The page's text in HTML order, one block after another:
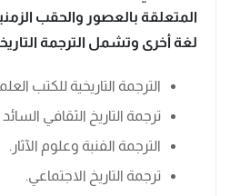
المتعلقة بالعصور والحقب
لغة أخرى وتشمل الترجمة
الترجمة التاريخية للكتب
ترجمة التاريخ الثقافي
الترجمة الفنبة وعلوم الآثار.
ترجمة التاريخ الاجتماعي.